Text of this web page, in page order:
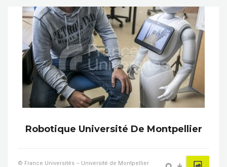
Robotique Université De Montpellier
© France Universités – Université de Montpellier